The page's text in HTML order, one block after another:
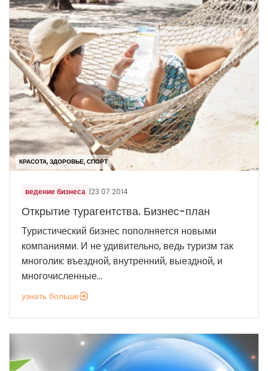
КРАСОТА, ЗДОРОВЬЕ, СПОРТ
ведение бизнеса |23.07.2014
Открытие турагентства. Бизнес-план
Туристический бизнес пополняется новыми
компаниями. И не удивительно, ведь туризм так
многолик: въездной, внутренний, выездной, и
многочисленные...
узнать больше